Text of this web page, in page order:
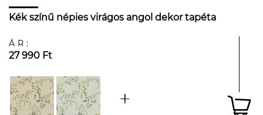
Kék színű népies virágos angol dekor tapéta
ÁR:
27 990 Ft